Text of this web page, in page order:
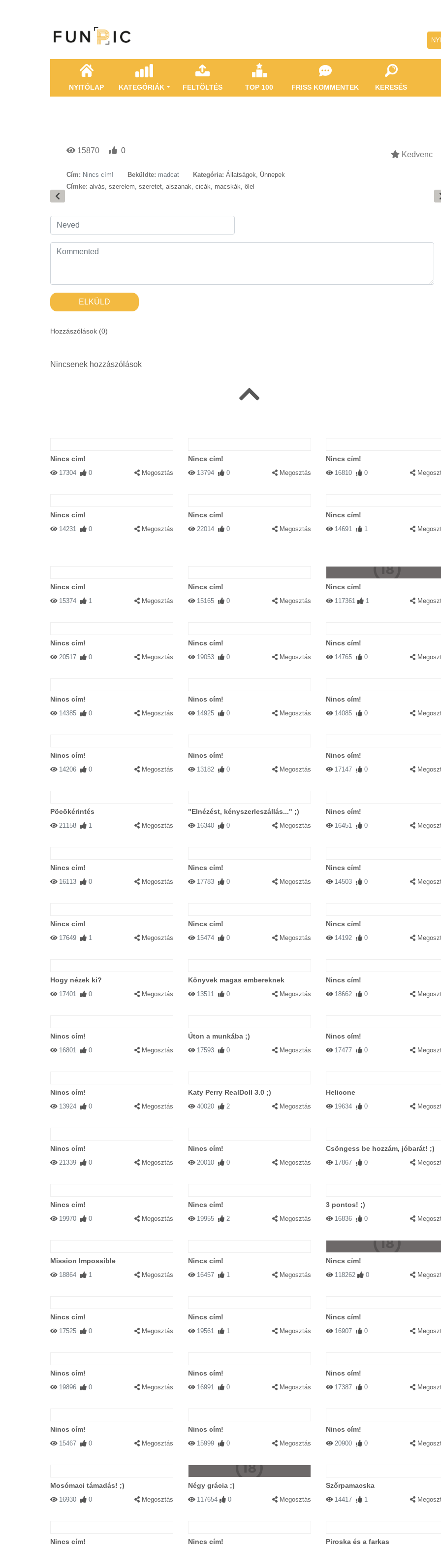
NYITÓLAP KATEGÓRIÁK FELTÖLTÉS TOP 100 FRISS KOMMENTEK KERESÉS
15870 0 Kedvenc
Cím: Nincs cím! Beküldte: madcat Kategória: Állatságok, Ünnepek
Címke: alvás, szerelem, szeretet, alszanak, cicák, macskák, ölel
ELKÜLD
Hozzászólások (0)
Nincsenek hozzászólások
Nincs cím!
17304 0 Megosztás
Nincs cím!
13794 0 Megosztás
Nincs cím!
16810 0
Nincs cím!
14231 0 Megosztás
Nincs cím!
22014 0 Megosztás
Nincs cím!
14691 1
Nincs cím!
15374 1 Megosztás
Nincs cím!
15165 0 Megosztás
Nincs cím!
117361 1
Nincs cím!
20517 0 Megosztás
Nincs cím!
19053 0 Megosztás
Nincs cím!
14765 0
Nincs cím!
14385 0 Megosztás
Nincs cím!
14925 0 Megosztás
Nincs cím!
14085 0
Nincs cím!
14206 0 Megosztás
Nincs cím!
13182 0 Megosztás
Nincs cím!
17147 0
Pöcökérintés
21158 1 Megosztás
"Elnézést, kényszerleszállás..." ;)
16340 0 Megosztás
Nincs cím!
16451 0
Nincs cím!
16113 0 Megosztás
Nincs cím!
17783 0 Megosztás
Nincs cím!
14503 0
Nincs cím!
17649 1 Megosztás
Nincs cím!
15474 0 Megosztás
Nincs cím!
14192 0
Hogy nézek ki?
17401 0 Megosztás
Könyvek magas embereknek
13511 0 Megosztás
Nincs cím!
18662 0
Nincs cím!
16801 0 Megosztás
Úton a munkába ;)
17593 0 Megosztás
Nincs cím!
17477 0
Nincs cím!
13924 0 Megosztás
Katy Perry RealDoll 3.0 ;)
40020 2 Megosztás
Helicone
19634 0
Nincs cím!
21339 0 Megosztás
Nincs cím!
20010 0 Megosztás
Csöngess be hozzám, jóbarát! ;)
17867 0
Nincs cím!
19970 0 Megosztás
Nincs cím!
19955 2 Megosztás
3 pontos! ;)
16836 0
Mission Impossible
18864 1 Megosztás
Nincs cím!
16457 1 Megosztás
Nincs cím!
118262 0
Nincs cím!
17525 0 Megosztás
Nincs cím!
19561 1 Megosztás
Nincs cím!
16907 0
Nincs cím!
19896 0 Megosztás
Nincs cím!
16991 0 Megosztás
Nincs cím!
17387 0
Nincs cím!
15467 0 Megosztás
Nincs cím!
15999 0 Megosztás
Nincs cím!
20900 0
Mosómaci támadás! ;)
16930 0 Megosztás
Négy grácia ;)
117654 0 Megosztás
Szőrpamacska
14417 1
Nincs cím! Nincs cím! Piroska és a farkas